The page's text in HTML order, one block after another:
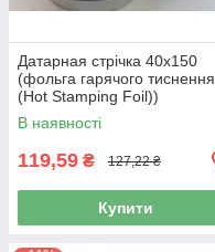
Датарная стрічка 40х150
(фольга гарячого тиснення
(Hot Stamping Foil))
В наявності
119,59 ₴ 127,22 ₴
Купити